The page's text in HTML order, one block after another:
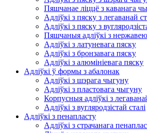
Пяшчанае ліццё з каванага
Адліўкі з пяску з легаванай
Адліўкі з пяску з
Пяшчаныя адліўкі з
Адліўкі з латуневага пяску
Адліўкі з бронзавага пяску
Адліўкі з алюмініевага пяску
Адліўкі ў формы з абалонак
Адліўкі з шэрага чыгуну
Адліўкі з пластовага чыгуну
Корпусныя адліўкі з
Адліўкі з вугляродзістай сталі
Адліўкі з пенапласту
Адліўкі з страчанага